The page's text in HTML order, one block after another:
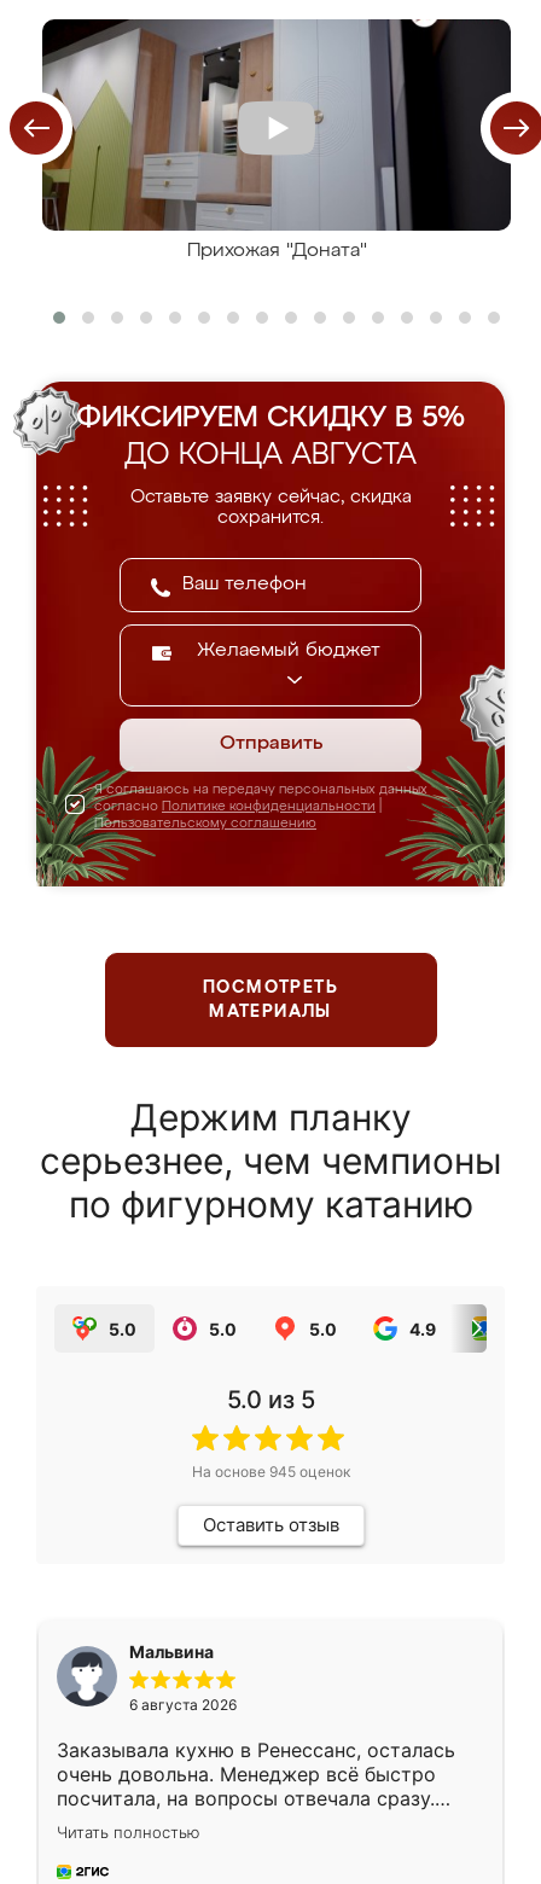
Прихожая "Доната"
ФИКСИРУЕМ СКИДКУ В 5%
ДО КОНЦА АВГУСТА
Оставьте заявку сейчас, скидка
сохранится.
Желаемый бюджет
Отправить
Я соглашаюсь на передачу персональных данных
согласно Политике конфиденциальности
Пользовательскому соглашению
ПОСМОТРЕТЬ
МАТЕРИАЛЫ
Держим планку
серьезнее, чем чемпионы
по фигурному катанию
5.0 5.0 5.0 4.9
5.0 из 5
На основе 945оценок
Оставить отзыв
Мальвина
6 августа 2026
Заказывала кухню в Ренессанс, осталась
очень довольна. Менеджер всё быстро
посчитала, на вопросы отвечала сразу.
Замерщик приехал в субботу, подошёл к
делу со всей ответственностью. Собрали
за день, ребята работали аккуратно, даже
Читать полностью